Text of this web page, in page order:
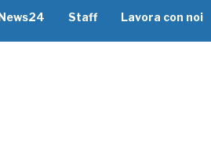
Staff Lavora con noi